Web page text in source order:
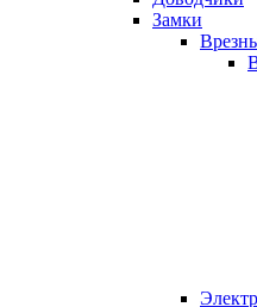
Замки